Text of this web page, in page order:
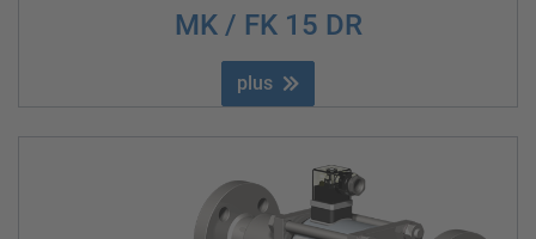
MK / FK 15 DR
plus